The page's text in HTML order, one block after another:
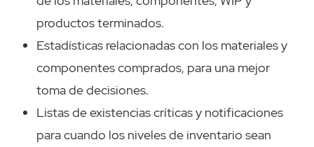
productos terminados.
Estadísticas relacionadas con los materiales y
componentes comprados, para una mejor
toma de decisiones.
Listas de existencias críticas y notificaciones
para cuando los niveles de inventario sean